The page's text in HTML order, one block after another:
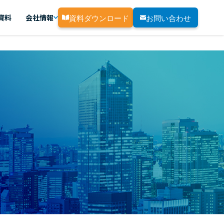
料 会社情報 資料ダウンロード お問い合わせ